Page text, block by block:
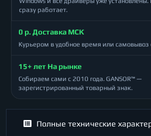
сразу работает.
0 р. Доставка МСК
Курьером в удобное время или самовывоз
15+ лет На рынке
Собираем сами с 2010 года. GANSOR™ —
зарегистрированный товарный знак.
Полные технические